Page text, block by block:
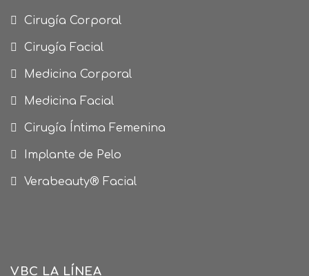
Cirugía Corporal
Cirugía Facial
Medicina Corporal
Medicina Facial
Cirugía Íntima Femenina
Implante de Pelo
Verabeauty® Facial
VBC LA LÍNEA